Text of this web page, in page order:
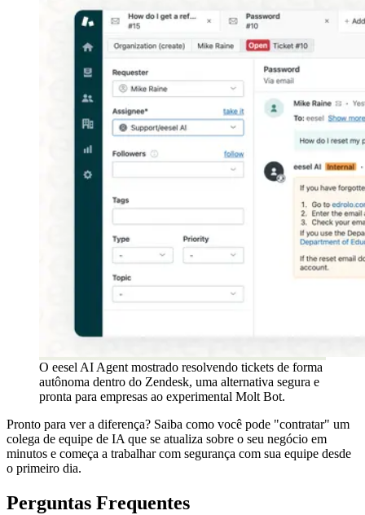
O eesel AI Agent mostrado resolvendo tickets de forma
autônoma dentro do Zendesk, uma alternativa segura e
pronta para empresas ao experimental Molt Bot.
Pronto para ver a diferença? Saiba como você pode "contratar" um
colega de equipe de IA que se atualiza sobre o seu negócio em
minutos e começa a trabalhar com segurança com sua equipe desde
o primeiro dia.
Perguntas Frequentes